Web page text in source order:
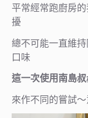
平常經常跑廚房
擾
總不可能一直維
口味
這一次使用南島
來作不同的嘗試～